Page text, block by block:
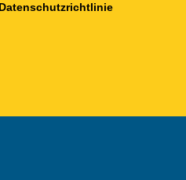
Datenschutzrichtlinie